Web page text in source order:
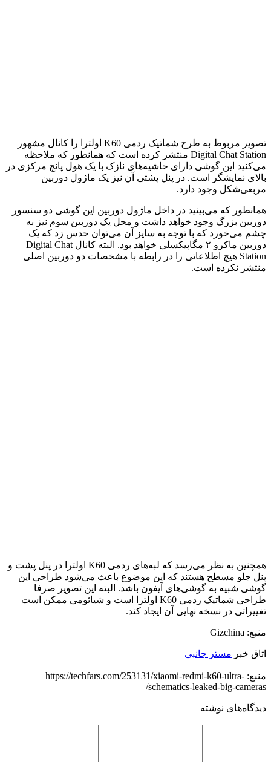
تصویر مربوط به طرح شماتیک ردمی K60 اولترا را کانال مشهور
Digital Chat Station منتشر کرده است که همانطور که ملاحظه
می‌کنید این گوشی دارای حاشیه‌های نازک با یک هول پانچ مرکزی در
بالای نمایشگر است. در پنل پشتی آن نیز یک ماژول دوربین
مربعی‌شکل وجود دارد.
همانطور که می‌بینید در داخل ماژول دوربین این گوشی دو سنسور
دوربین بزرگ وجود خواهد داشت و محل یک دوربین سوم نیز به
چشم می‌خورد که با توجه به سایز آن می‌توان حدس زد که یک
دوربین ماکرو ۲ مگاپیکسلی خواهد بود. البته کانال Digital Chat
Station هیچ اطلاعاتی را در رابطه با مشخصات دو دوربین اصلی
منتشر نکرده است.
همچنین به نظر می‌رسد که لبه‌های ردمی K60 اولترا در پنل پشت و
پنل جلو مسطح هستند که این موضوع باعث می‌شود طراحی این
گوشی شبیه به گوشی‌های آیفون باشد. البته این تصویر صرفا
طراحی شماتیک ردمی K60 اولترا است و شیائومی ممکن است
تغییراتی در نسخه نهایی آن ایجاد کند.
منبع: Gizchina
اتاق خبر مستر جانبی
منبع: https://techfars.com/253131/xiaomi-redmi-k60-ultra-
schematics-leaked-big-cameras/
دیدگاه‌های نوشته